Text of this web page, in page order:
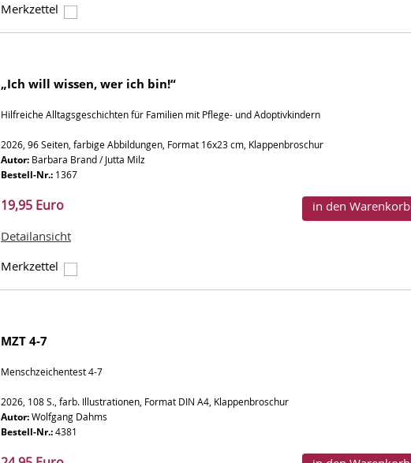
Merkzettel
„Ich will wissen, wer ich bin!“
Hilfreiche Alltagsgeschichten für Familien mit Pflege- und Adoptivkindern
2026, 96 Seiten, farbige Abbildungen, Format 16x23 cm, Klappenbroschur
Autor: Barbara Brand / Jutta Milz
Bestell-Nr.: 1367
19,95 Euro
in den Warenkorb
Detailansicht
Merkzettel
MZT 4-7
Menschzeichentest 4-7
2026, 108 S., farb. Illustrationen, Format DIN A4, Klappenbroschur
Autor: Wolfgang Dahms
Bestell-Nr.: 4381